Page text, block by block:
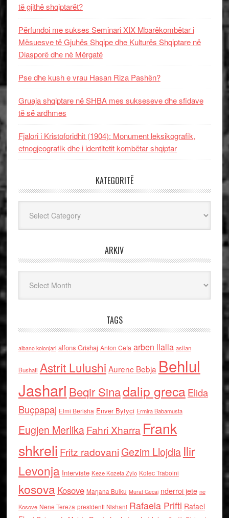
të gjithë shqiptarët?
Përfundoi me sukses Seminari XIX Mbarëkombëtar i
Mësuesve të Gjuhës Shqipe dhe Kulturës Shqiptare në
Diasporë dhe në Mërgatë
Pse dhe kush e vrau Hasan Riza Pashën?
Gruaja shqiptare në SHBA mes sukseseve dhe sfidave
të së ardhmes
Fjalori i Kristoforidhit (1904): Monument leksikografik,
etnogjeografik dhe i identitetit kombëtar shqiptar
KATEGORITË
ARKIV
TAGS
albano kolonjari alfons Grishaj Anton Cefa arben llalla asllan
Bushati Astrit Lulushi Aurenc Bebja Behlul
Jashari Beqir Sinadalip grecaElida
Buçpapaj Elmi Berisha Enver Bytyci Ermira Babamusta
Eugjen MerlikaFahri Xharra Frank
shkreli Fritz radovaniGezim Llojdia Ilir
Levonja Interviste Keze Kozeta Zylo Kolec Traboini
kosova Kosove Marjana Bulku Murat Gecaj nderroi jete ne
Kosove Nene Tereza presidenti Nishani Rafaela Prifti Rafael